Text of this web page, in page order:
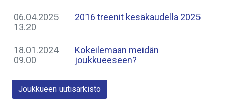
06.04.2025
13.20
2016 treenit kesäkaudella 2025
18.01.2024
09.00
Kokeilemaan meidän
joukkueeseen?
Joukkueen uutisarkisto